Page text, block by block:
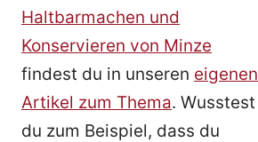
Haltbarmachen und
Konservieren von Minze
findest du in unseren eigenen
Artikel zum Thema. Wusstest
du zum Beispiel, dass du